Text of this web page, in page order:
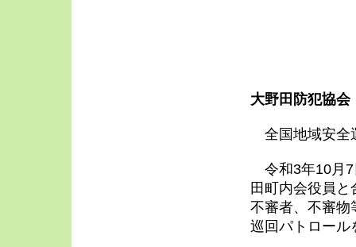
大野田防犯協会
全国地域安
令和3年10月7
田町内会役員
不審者、不審物
巡回パトロール